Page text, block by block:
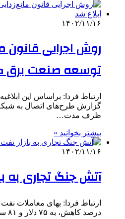
۱۴۰۲/۱۱/۱۶
روش اجرایی قانون
توسعه صنعت برق
ارتباط فردا: براساس این
گزارش طرح‌های اتصال به شبکه
ظرف مدت…
بیشتر بخوانید »
۱۴۰۲/۱۱/۱۶
آتش جنگ تجاری به
درصد کاهش، به ۷۵ دلار و ۸۱ سنت در…